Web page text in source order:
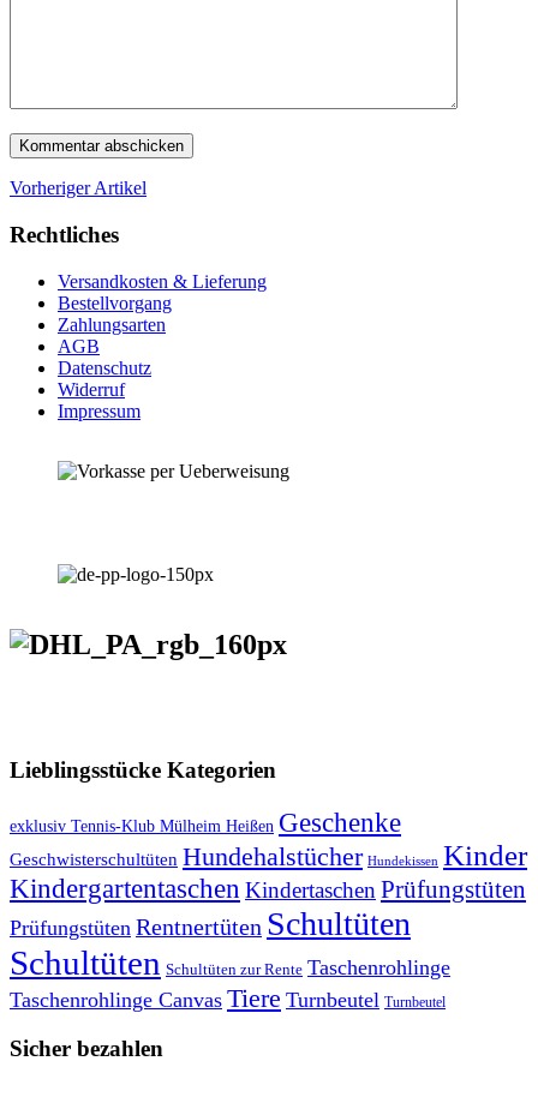
Vorheriger Artikel
Rechtliches
Versandkosten & Lieferung
Bestellvorgang
Zahlungsarten
AGB
Datenschutz
Widerruf
Impressum
Lieblingsstücke Kategorien
exklusiv Tennis-Klub Mülheim Heißen Geschenke
Geschwisterschultüten Hundehalstücher Hundekissen Kinder
Kindergartentaschen Kindertaschen Prüfungstüten
Prüfungstüten Rentnertüten Schultüten
Schultüten Schultüten zur Rente Taschenrohlinge
Taschenrohlinge Canvas Tiere Turnbeutel Turnbeutel
Sicher bezahlen